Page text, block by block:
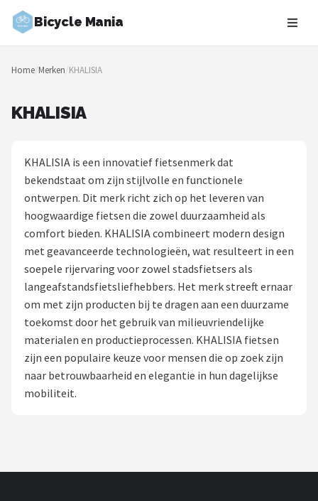
Bicycle Mania
Zoeken
NAVIGATIE
Blog
Fietsroutes
Kinderfietsen
Stadsfietsen
Elektrische fietsen
Mountainbikes
Shop
Home/Merken/KHALISIA
KHALISIA
KHALISIA is een innovatief fietsenmerk dat
bekendstaat om zijn stijlvolle en functionele
ontwerpen. Dit merk richt zich op het leveren van
hoogwaardige fietsen die zowel duurzaamheid als
comfort bieden. KHALISIA combineert modern design
met geavanceerde technologieën, wat resulteert in een
soepele rijervaring voor zowel stadsfietsers als
langeafstandsfietsliefhebbers. Het merk streeft ernaar
om met zijn producten bij te dragen aan een duurzame
toekomst door het gebruik van milieuvriendelijke
materialen en productieprocessen. KHALISIA fietsen
zijn een populaire keuze voor mensen die op zoek zijn
naar betrouwbaarheid en elegantie in hun dagelijkse
mobiliteit.